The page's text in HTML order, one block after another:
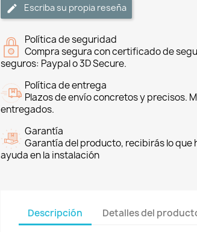
Escriba su propia reseña
Política de seguridad
Compra segura con certificado de
seguros: Paypal o 3D Secure.
Política de entrega
Plazos de envío concretos y precisos.
entregados.
Garantía
Garantía del producto, recibirás lo que
ayuda en la instalación
Descripción Detalles del